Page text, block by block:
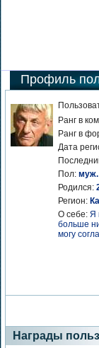
Профиль
Ранг в
Ранг в
Дата
Пол: муж.
Родился:
Регион:
О себе: Я
больше
могу
Награды